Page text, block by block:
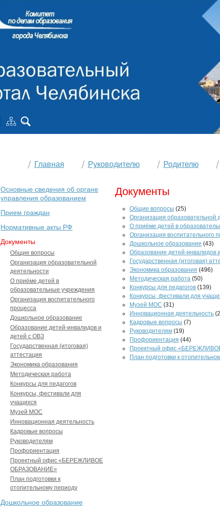
Главная Руководителю Родителю
Документы
Общие вопросы (25)
Организация образовательной
О приёме детей в
Организация воспитательного
Дошкольное образование (43)
Образование детей-инвалидов
Государственная (итоговая)
Экономика образования (496)
Методическая работа (50)
Конкурсы для педагогов (139)
Конкурсы, фестивали для
Музей МОС (31)
Инновационная деятельность
Кадровые вопросы (7)
Руководителям (19)
Профориентация (44)
Проектный офис
План подготовки к
Основные сведения об органе
управления образованием
Прием граждан
Нормативные акты РФ
Документы
Общие вопросы
Организация образовательной
деятельности
О приёме детей в
образовательные учреждения
Организация воспитательного
процесса
Дошкольное образование
Образование детей-инвалидов и
детей с ОВЗ
Государственная (итоговая)
аттестация
Экономика образования
Методическая работа
Конкурсы для педагогов
Конкурсы, фестивали для
учащихся
Музей МОС
Инновационная деятельность
Кадровые вопросы
Руководителям
Профориентация
Проектный офис «БЕРЕЖЛИВОЕ
ОБРАЗОВАНИЕ»
План подготовки к
отопительному периоду
Дошкольное образование